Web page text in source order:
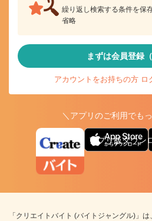
繰り返し検索する条件を保
省略
まずは会員登録（
アカウントをお持ちの方 ロ
＼アプリのご利用でも
アプリ版ダウン
「クリエイトバイト (バイトジャングル)」